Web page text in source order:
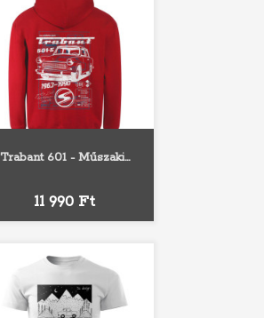
Trabant 601 - Műszaki...
Ár
11 990 Ft